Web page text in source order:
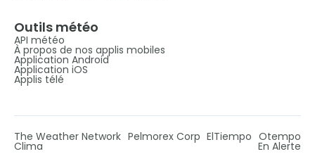
Outils météo
API météo
À propos de nos applis mobiles
Application Android
Application iOS
Applis télé
The Weather Network Pelmorex Corp ElTiempo Otempo
Clima En Alerte